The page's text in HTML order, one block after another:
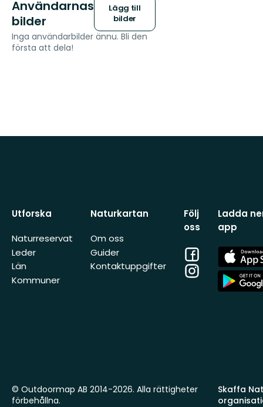
Användarnas
bilder
Lägg till
bilder
Inga användarbilder ännu. Bli den
första att dela!
Utforska
Naturreservat
Leder
Län
Kommuner
Naturkartan
Om oss
Guider
Kontaktuppgifter
Följ
oss
Facebook
Instagram
Ladda
app
App
Store
App
Store
Skaffa
© Outdoormap AB 2014-2026. Alla rättigheter
förbehållna.